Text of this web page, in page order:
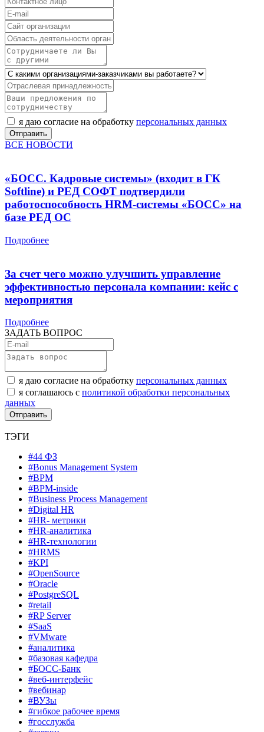
я даю согласие на обработку персональных данных
ВСЕ НОВОСТИ
«БОСС. Кадровые системы» (входит в ГК
Softline) и РЕД СОФТ подтвердили
работоспособность HRM-системы «БОСС» на
базе РЕД ОС
Подробнее
За счет чего можно улучшить управление
эффективностью персонала компании: кейс с
мероприятия
Подробнее
ЗАДАТЬ ВОПРОС
я даю согласие на обработку персональных данных
я соглашаюсь с политикой обработки персональных
данных
ТЭГИ
#44 ФЗ
#Bonus Management System
#BPM
#BPM-inside
#Business Process Management
#Digital HR
#HR- метрики
#HR-аналитика
#HR-технологии
#HRMS
#KPI
#OpenSource
#Oracle
#PostgreSQL
#retail
#RP Server
#SaaS
#VMware
#аналитика
#базовая кафедра
#БОСС-Банк
#веб-интерфейс
#вебинар
#ВУЗы
#гибкое рабочее время
#госслужба